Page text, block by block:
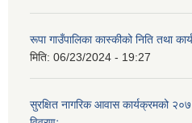
रूपा गाउँपालिका कास्कीको निति तथा
मिति: 06/23/2024 - 19:27
सुरक्षित नागरिक आवास कार्यक्रमको